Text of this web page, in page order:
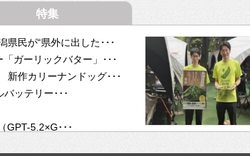
特集
県民が“県外に出した･･･
ガーリックバター」･･･
作カリーナンドッグ･･･
ッテリー･･･
GPT-5.2×G･･･
･･･